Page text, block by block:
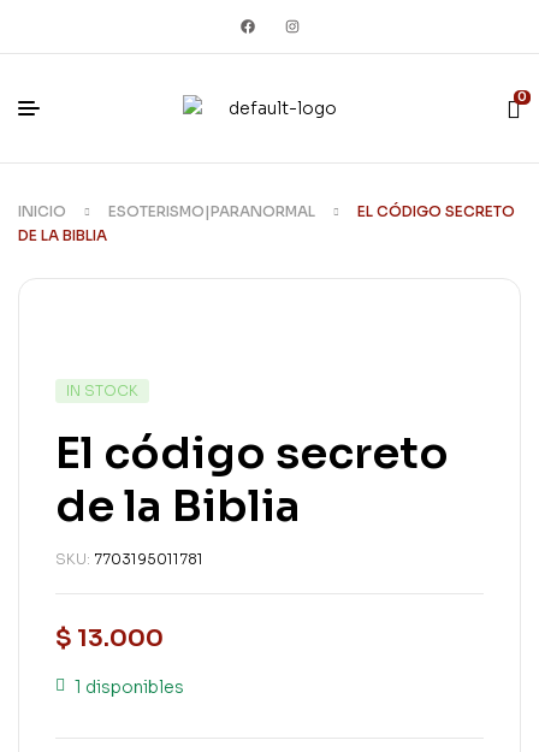
0
INICIO ESOTERISMO|PARANORMAL
EL CÓDIGO SECRETO
DE LA BIBLIA
IN STOCK
El código secreto
de la Biblia
SKU: 7703195011781
$ 13.000
1 disponibles